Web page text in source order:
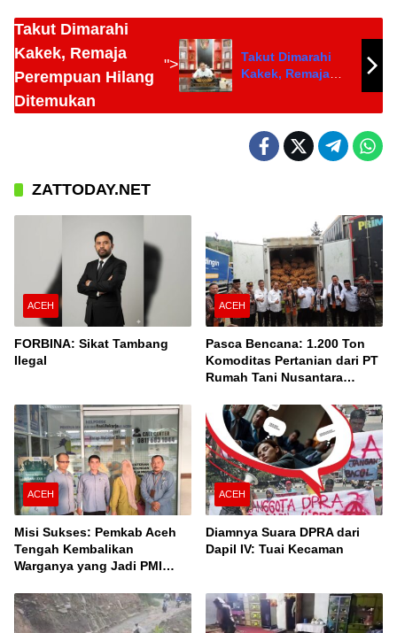
Takut Dimarahi
Kakek, Remaja
Perempuan Hilang
Ditemukan
">
Takut Dimarahi
Kakek, Remaja
ZATTODAY.NET
ACEH
FORBINA: Sikat Tambang
Ilegal
ACEH
Pasca Bencana: 1.200 Ton
Komoditas Pertanian dari PT
Rumah Tani Nusantara
Pasar Nasional
ACEH
Misi Sukses: Pemkab Aceh
Tengah Kembalikan
Warganya yang Jadi PMI
ACEH
Diamnya Suara DPRA dari
Dapil IV: Tuai Kecaman